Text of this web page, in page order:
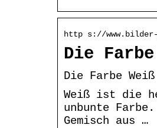
http s://
Die
Die Farbe Weiß
Weiß ist die
unbunte
Gemisch aus …